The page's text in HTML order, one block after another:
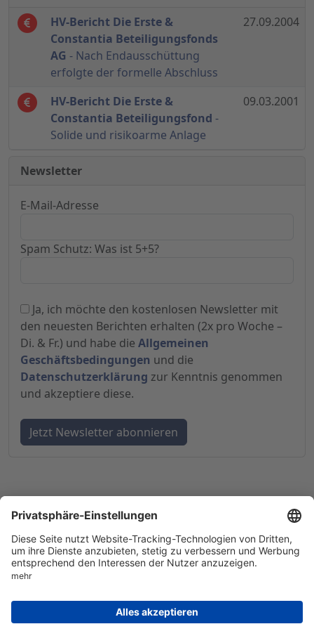
HV-Bericht Die Erste &
Constantia Beteiligungsfonds
AG - Nach Endausschüttung
erfolgte der formelle Abschluss
27.09.2004
HV-Bericht Die Erste &
Constantia Beteiligungsfond -
Solide und risikoarme Anlage
09.03.2001
Newsletter
E-Mail-Adresse
Spam Schutz: Was ist 5+5?
Ja, ich möchte den kostenlosen Newsletter mit
den neuesten Berichten erhalten (2x pro Woche –
Di. & Fr.) und habe die Allgemeinen
Geschäftsbedingungen und die
Datenschutzerklärung zur Kenntnis genommen
und akzeptiere diese.
© 1998-2026by GSC Research GmbH
Datenschutz